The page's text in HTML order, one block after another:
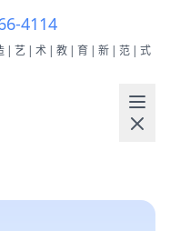
4114
|艺|术|教|育|新|范|式